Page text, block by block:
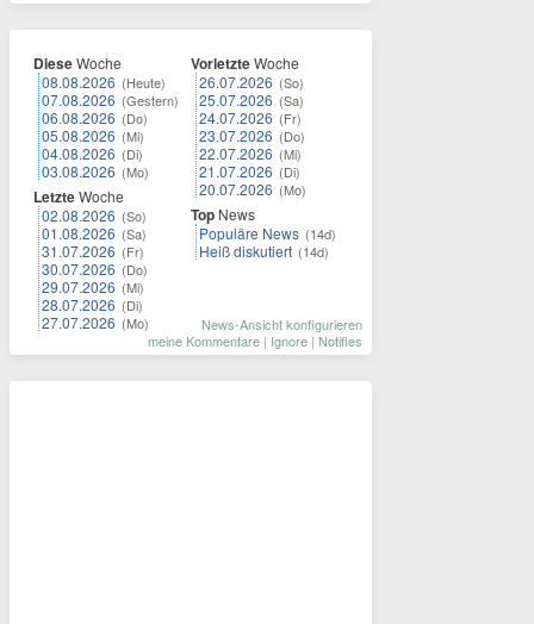
DieseWoche
08.08.2026 (Heute)
07.08.2026 (Gestern)
06.08.2026 (Do)
05.08.2026 (Mi)
04.08.2026 (Di)
03.08.2026 (Mo)
LetzteWoche
02.08.2026 (So)
01.08.2026 (Sa)
31.07.2026 (Fr)
30.07.2026 (Do)
29.07.2026 (Mi)
28.07.2026 (Di)
27.07.2026 (Mo)
VorletzteWoche
26.07.2026 (So)
25.07.2026 (Sa)
24.07.2026 (Fr)
23.07.2026 (Do)
22.07.2026 (Mi)
21.07.2026 (Di)
20.07.2026 (Mo)
Top News
Populäre News (14d)
Heiß diskutiert (14d)
News-Ansicht konfigurieren
meine Kommentare | Ignore | Notifies